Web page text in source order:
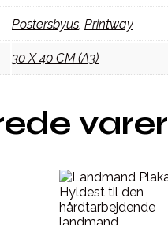
Postersbyus, Printway
30 X 40 CM (A3)
varer